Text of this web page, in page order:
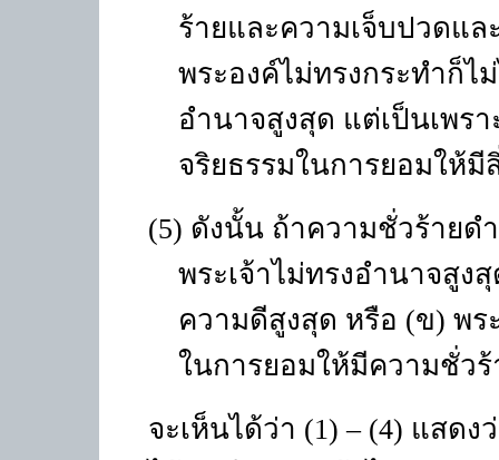
ร้ายและความเจ็บปวดแ
พระองค์ไม่ทรงกระทำก็ไ
อำนาจสูงสุด แต่เป็นเพร
จริยธรรมในการยอมให้มี
(5) ดังนั้น ถ้าความชั่วร้ายด
พระเจ้าไม่ทรงอำนาจสู
ความดีสูงสุด หรือ (ข) พร
ในการยอมให้มีความชั่วร้
จะเห็นได้ว่า (1) – (4) แสดง